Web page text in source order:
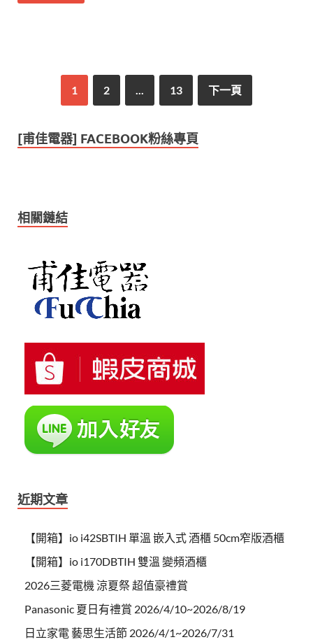
1 2 13 下一頁
[甫佳電器] FACEBOOK粉絲專頁
相關鏈結
近期文章
【開箱】io i42SBTIH 單溫 嵌入式 酒櫃 50cm窄版酒櫃
【開箱】io i170DBTIH 雙溫 變頻酒櫃
2026三菱電機 涼夏祭 超值豪禮賞
Panasonic 夏日有禮賞 2026/4/10~2026/8/19
日立家電 藝思生活節 2026/4/1~2026/7/31